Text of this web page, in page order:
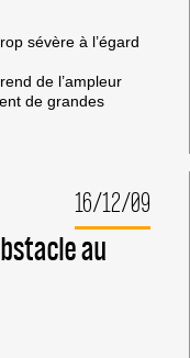
sévère à l’égard
de l’ampleur
de grandes
16/12/09
au